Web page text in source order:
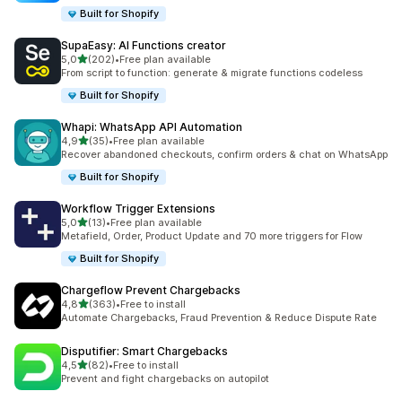
Built for Shopify
SupaEasy: AI Functions creator
5,0stelle su 5
(202)
202 recensioni totali
•Free plan available
From script to function: generate & migrate functions codeless
Built for Shopify
Whapi: WhatsApp API Automation
4,9stelle su 5
(35)
35 recensioni totali
•Free plan available
Recover abandoned checkouts, confirm orders & chat on WhatsApp
Built for Shopify
Workflow Trigger Extensions
5,0stelle su 5
(13)
13 recensioni totali
•Free plan available
Metafield, Order, Product Update and 70 more triggers for Flow
Built for Shopify
Chargeflow Prevent Chargebacks
4,8stelle su 5
(363)
363 recensioni totali
•Free to install
Automate Chargebacks, Fraud Prevention & Reduce Dispute Rate
Disputifier: Smart Chargebacks
4,5stelle su 5
(82)
82 recensioni totali
•Free to install
Prevent and fight chargebacks on autopilot